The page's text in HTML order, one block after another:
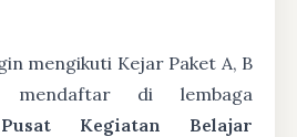
mengikuti Kejar Paket A, B
di lembaga
Pusat Kegiatan Belajar